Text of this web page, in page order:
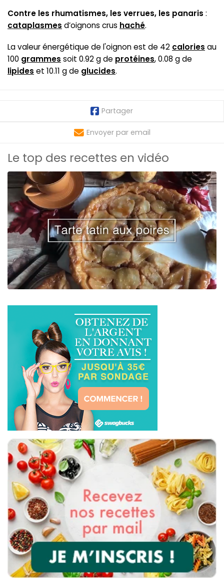
Contre les rhumatismes, les verrues, les panaris :
cataplasmes d’oignons crus haché.
La valeur énergétique de l'oignon est de 42 calories au
100 grammes soit 0.92 g de protéines, 0.08 g de
lipides et 10.11 g de glucides.
Partager
Envoyer par email
Le top des recettes en vidéo